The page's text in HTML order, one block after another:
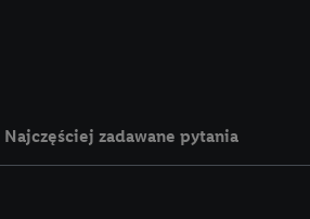
Najczęściej zadawane pytania
jednym z wyżej
możemy
rozpoznać
W tym celu
adres e-